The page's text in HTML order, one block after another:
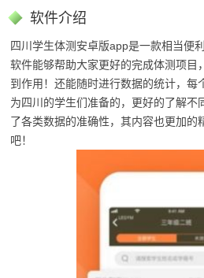
软件介绍
四川学生体测安卓版app是一款相当便
软件能够帮助大家更好的完成体测项目
到作用！还能随时进行数据的统计，每
为四川的学生们准备的，更好的了解不
了各类数据的准确性，其内容也更加的
吧！